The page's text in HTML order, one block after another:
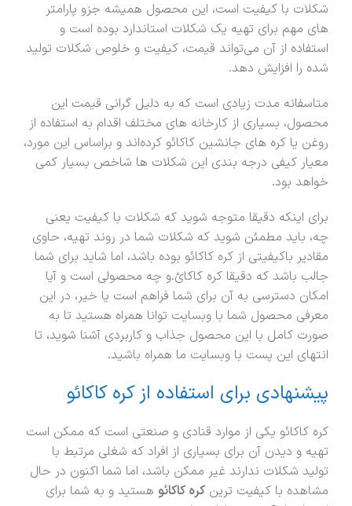
شکلات با کیفیت است، این محصول همیشه جزو پارامتر
های مهم برای تهیه یک شکلات استاندارد بوده است و
استفاده از آن می‌تواند قیمت، کیفیت و خلوص شکلات تولید
شده را افزایش دهد.
متاسفانه مدت زیادی است که به دلیل گرانی قیمت این
محصول، بسیاری از کارخانه های مختلف اقدام به استفاده از
روغن یا کره های جانشین کاکائو کرده‌اند و براساس این مورد،
معیار کیفی درجه بندی این شکلات ها شاخص بسیار کمی
خواهد بود.
برای اینکه دقیقا متوجه شوید که شکلات با کیفیت یعنی
چه، باید مطمئن شوید که شکلات شما در روند تهیه، حاوی
مقادیر باکیفیتی از کره کاکائو بوده باشد، اما شاید برای شما
جالب باشد که دقیقا کره کاکائ.و چه محصولی است و آیا
امکان دسترسی به آن برای شما فراهم است یا خیر، در این
معرفی محصول شما با وبسایت توانا همراه هستید تا به
صورت کامل با این محصول جذاب و کاربردی آشنا شوید، تا
انتهای این پست با وبسایت ما همراه باشید.
پیشنهادی برای استفاده از کره کاکائو
کره کاکائو یکی از موارد قنادی و صنعتی است که ممکن است
تهیه و دیدن آن برای بسیاری از افراد که شغلی مرتبط با
تولید شکلات ندارند غیر ممکن باشد، اما شما اکنون در حال
مشاهده با کیفیت ترینکره کاکائو هستید و به شما برای